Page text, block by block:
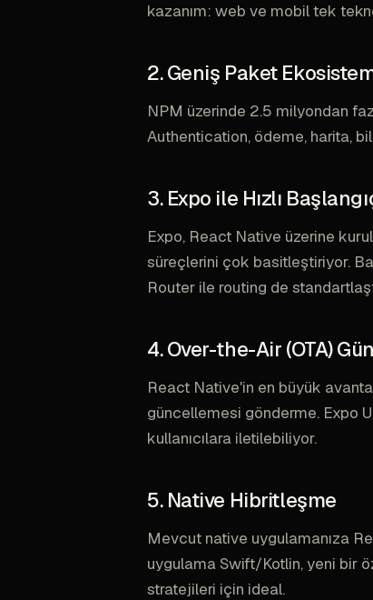
kazanım: web ve mobil tek
2. Geniş Paket
NPM üzerinde 2.5 milyondan
Authentication, ödeme, harita,
3. Expo ile Hızlı
Expo, React Native üzerine
süreçlerini çok basitleştiriyor.
Router ile routing de
4. Over-the-Air (OTA)
React Native'in en büyük
güncellemesi gönderme. Expo
kullanıcılara iletilebiliyor.
5. Native Hibritleşme
Mevcut native uygulamanıza
uygulama Swift/Kotlin, yeni bir
stratejileri için ideal.